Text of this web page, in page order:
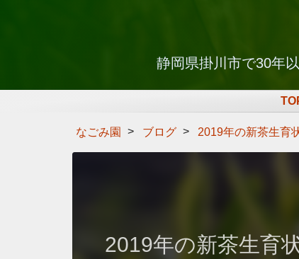
静岡県掛川市で30年
なごみ園 ブログ 2019年の新茶生育
2019年の新茶生育